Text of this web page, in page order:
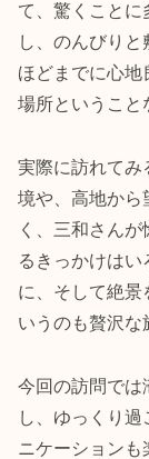
て、驚くことに
し、のんびり
ほどまでに心地
場所ということ
実際に訪れてみ
境や、高地から
く、三和さん
るきっかけは
に、そして絶景
いうのも贅沢な
今回の訪問では
し、ゆっくり過
ニケーションも